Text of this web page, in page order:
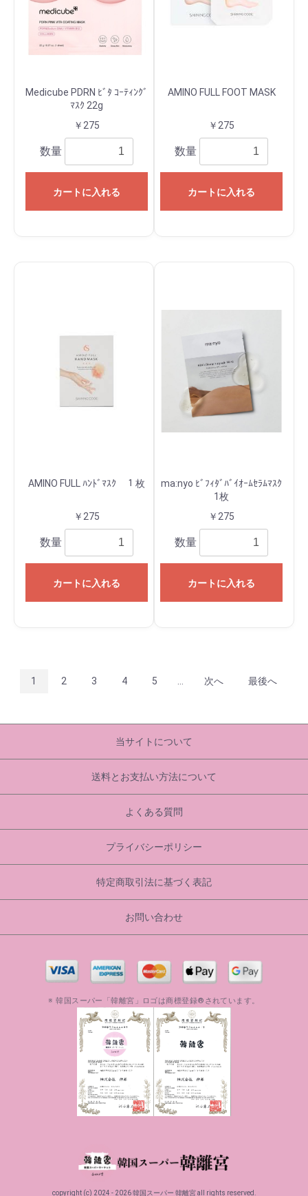
Medicube PDRN ﾋﾞﾀ ｺｰﾃｨﾝｸﾞ
ﾏｽｸ 22g
￥275
数量
カートに入れる
AMINO FULL FOOT MASK
￥275
数量
カートに入れる
AMINO FULL ﾊﾝﾄﾞﾏｽｸ １枚
￥275
数量
カートに入れる
ma:nyo ﾋﾞﾌｨﾀﾞﾊﾞｲｵｰﾑｾﾗﾑﾏｽｸ
1枚
￥275
数量
カートに入れる
1 2 3 4 5 次へ 最後へ
当サイトについて
送料とお支払い方法について
よくある質問
プライバシーポリシー
特定商取引法に基づく表記
お問い合わせ
※ 韓国スーパー「韓離宮」ロゴは商標登録®されています。
copyright (c) 2024 - 2026 韓国スーパー 韓離宮 all rights reserved.